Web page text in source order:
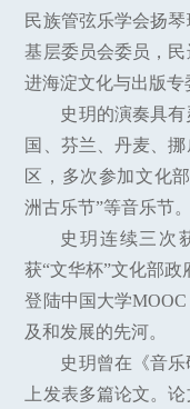
民族管弦乐学会扬
基层委员会委员，
进海淀文化与出版专
史玥的演奏具
国、芬兰、丹麦、
区，多次参加文化
洲古乐节”等音乐节。
史玥连续三次
获“文华杯”文化部
登陆中国大学
及和发展的先河。
史玥曾在《音
上发表多篇论文。